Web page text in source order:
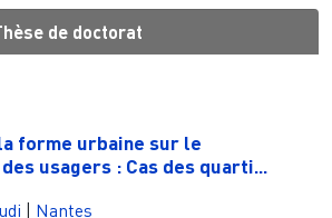
de doctorat
forme urbaine sur le
usagers : Cas des quarti...
Nantes